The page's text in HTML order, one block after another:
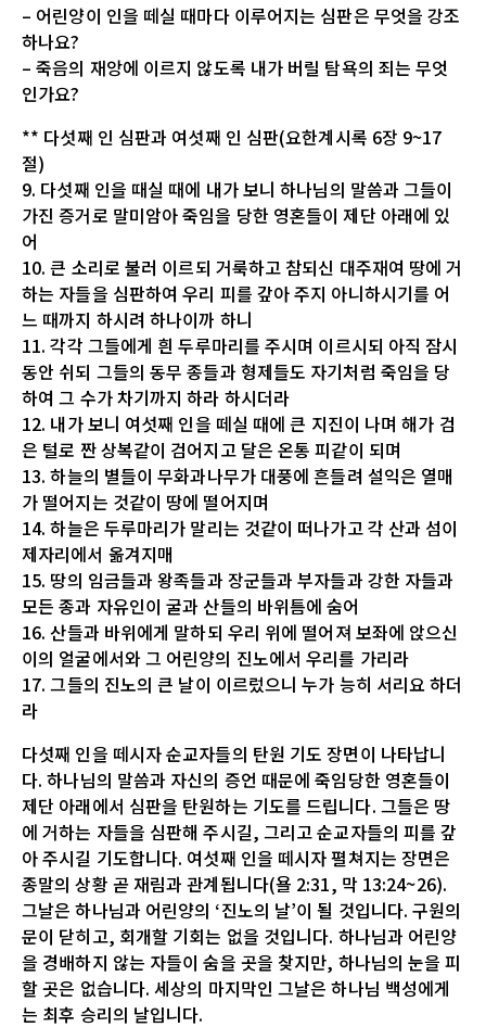
– 어린양이 인을 떼실 때마다 이루어지는 심판은 무엇을 강조
하나요?
– 죽음의 재앙에 이르지 않도록 내가 버릴 탐욕의 죄는 무엇
인가요?
** 다섯째 인 심판과 여섯째 인 심판(요한계시록 6장 9~17
절)
9. 다섯째 인을 때실 때에 내가 보니 하나님의 말씀과 그들이
가진 증거로 말미암아 죽임을 당한 영혼들이 제단 아래에 있
어
10. 큰 소리로 불러 이르되 거룩하고 참되신 대주재여 땅에 거
하는 자들을 심판하여 우리 피를 갚아 주지 아니하시기를 어
느 때까지 하시려 하나이까 하니
11. 각각 그들에게 흰 두루마리를 주시며 이르시되 아직 잠시
동안 쉬되 그들의 동무 종들과 형제들도 자기처럼 죽임을 당
하여 그 수가 차기까지 하라 하시더라
12. 내가 보니 여섯째 인을 떼실 때에 큰 지진이 나며 해가 검
은 털로 짠 상복같이 검어지고 달은 온통 피같이 되며
13. 하늘의 별들이 무화과나무가 대풍에 흔들려 설익은 열매
가 떨어지는 것같이 땅에 떨어지며
14. 하늘은 두루마리가 말리는 것같이 떠나가고 각 산과 섬이
제자리에서 옮겨지매
15. 땅의 임금들과 왕족들과 장군들과 부자들과 강한 자들과
모든 종과 자유인이 굴과 산들의 바위틈에 숨어
16. 산들과 바위에게 말하되 우리 위에 떨어져 보좌에 앉으신
이의 얼굴에서와 그 어린양의 진노에서 우리를 가리라
17. 그들의 진노의 큰 날이 이르렀으니 누가 능히 서리요 하더
라
다섯째 인을 떼시자 순교자들의 탄원 기도 장면이 나타납니
다. 하나님의 말씀과 자신의 증언 때문에 죽임당한 영혼들이
제단 아래에서 심판을 탄원하는 기도를 드립니다. 그들은 땅
에 거하는 자들을 심판해 주시길, 그리고 순교자들의 피를 갚
아 주시길 기도합니다. 여섯째 인을 떼시자 펼쳐지는 장면은
종말의 상황 곧 재림과 관계됩니다(욜 2:31, 막 13:24~26).
그날은 하나님과 어린양의 ‘진노의 날’이 될 것입니다. 구원의
문이 닫히고, 회개할 기회는 없을 것입니다. 하나님과 어린양
을 경배하지 않는 자들이 숨을 곳을 찾지만, 하나님의 눈을 피
할 곳은 없습니다. 세상의 마지막인 그날은 하나님 백성에게
는 최후 승리의 날입니다.